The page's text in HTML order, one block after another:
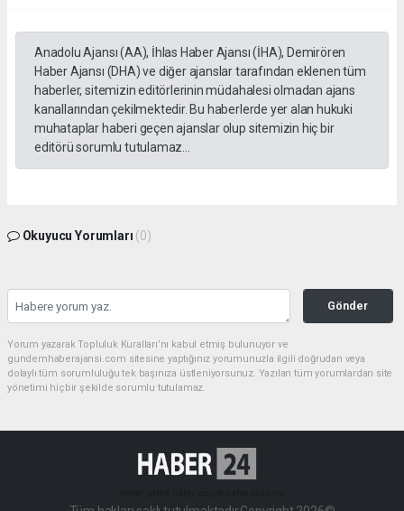
Anadolu Ajansı (AA), İhlas Haber Ajansı (İHA), Demirören
Haber Ajansı (DHA) ve diğer ajanslar tarafından eklenen tüm
haberler, sitemizin editörlerinin müdahalesi olmadan ajans
kanallarından çekilmektedir. Bu haberlerde yer alan hukuki
muhataplar haberi geçen ajanslar olup sitemizin hiç bir
editörü sorumlu tutulamaz...
Okuyucu Yorumları (0)
Gönder
Yorum yazarak Topluluk Kuralları’nı kabul etmiş bulunuyor ve
gundemhaberajansi.com sitesine yaptığınız yorumunuzla ilgili doğrudan veya
dolaylı tüm sorumluluğu tek başınıza üstleniyorsunuz. Yazılan tüm yorumlardan site
yönetimi hiçbir şekilde sorumlu tutulamaz.